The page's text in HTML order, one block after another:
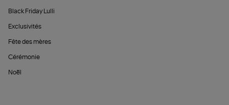
Black Friday Lulli
Exclusivités
Fête des mères
Cérémonie
Noël